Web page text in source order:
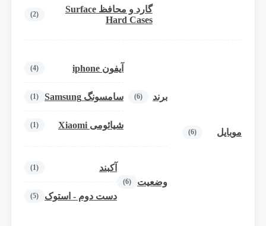
گارد و محافظ Surface
Hard Cases
(2)
موبایل (6)
برند (6)
آیفون iphone (4)
سامسونگ Samsung (1)
شیائومی Xiaomi (1)
وضعیت (6)
آکبند (1)
دست دوم - استوک (5)